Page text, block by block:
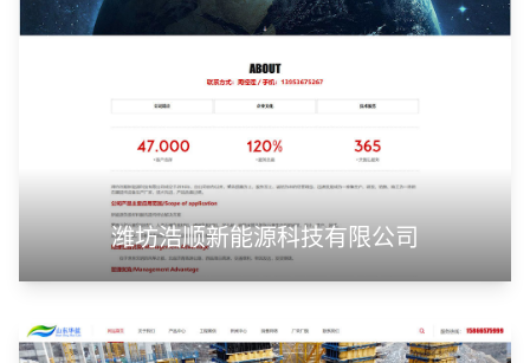
潍坊浩顺新能源科技有限公司